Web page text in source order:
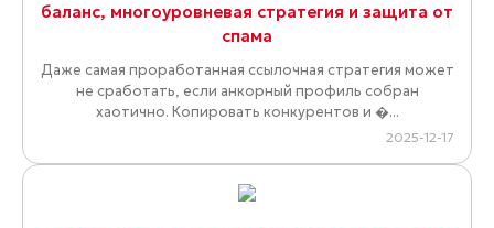
баланс, многоуровневая стратегия и защита от
спама
Даже самая проработанная ссылочная стратегия может
не сработать, если анкорный профиль собран
хаотично. Копировать конкурентов и �...
2025-12-17